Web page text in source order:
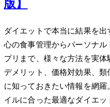
版】
ダイエットで本当に結果を
心の食事管理からパーソナ
プリまで、様々な方法を実体
デメリット、価格対効果、
に知っておきたい情報を網
イルに合った最適なダイエッ